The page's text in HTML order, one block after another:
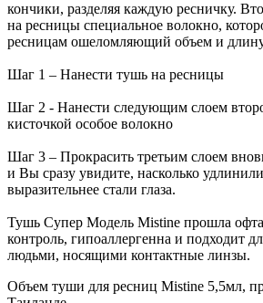
кончики, разделяя каждую ресничку.
на ресницы специальное волокно,
ресницам ошеломляющий объем и
Шаг 1 – Нанести тушь на ресницы
Шаг 2 - Нанести следующим слоем
кисточкой особое волокно
Шаг 3 – Прокрасить третьим слоем
и Вы сразу увидите, насколько
выразительнее стали глаза.
Тушь Супер Модель Mistine прошла
контроль, гипоаллергенна и подходит
людьми, носящими контактные линзы.
Объем туши для ресниц Mistine 5,5мл,